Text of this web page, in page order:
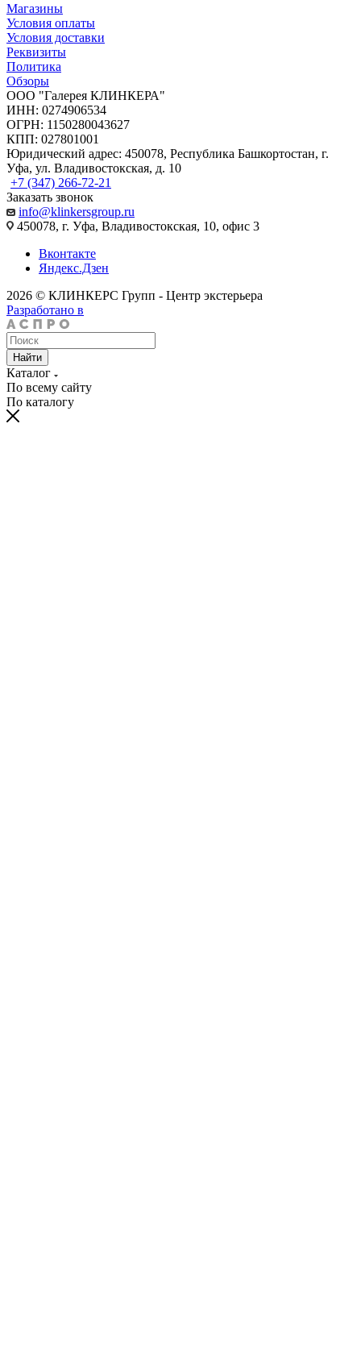
Магазины
Условия оплаты
Условия доставки
Реквизиты
Политика
Обзоры
ООО "Галерея КЛИНКЕРА"
ИНН: 0274906534
ОГРН: 1150280043627
КПП: 027801001
Юридический адрес: 450078, Республика Башкортостан, г.
Уфа, ул. Владивостокская, д. 10
+7 (347) 266-72-21
Заказать звонок
info@klinkersgroup.ru
450078, г. Уфа, Владивостокская, 10, офис 3
Вконтакте
Яндекс.Дзен
2026 © КЛИНКЕРС Групп - Центр экстерьера
Разработано в
Найти
Каталог
По всему сайту
По каталогу